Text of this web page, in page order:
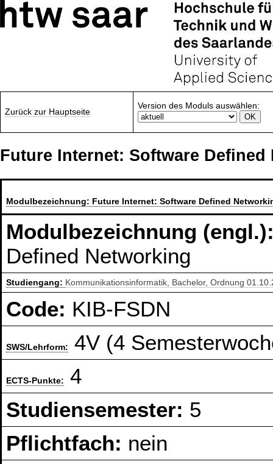
Zurück zur Hauptseite
Version des Moduls auswählen:
Future Internet: Software Defined
Modulbezeichnung: Future Internet: Software Defined
Modulbezeichnung
Defined Networking
Studiengang: Kommunikationsinformatik, Bachelor, Ordnung
Code: KIB-FSDN
SWS/Lehrform: 4V (4
ECTS-Punkte:
4
Studiensemester: 5
Pflichtfach: nein